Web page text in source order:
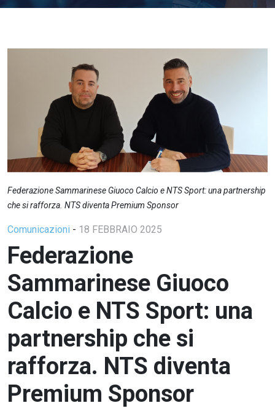
Federazione Sammarinese Giuoco Calcio e NTS Sport: una partnership
che si rafforza. NTS diventa Premium Sponsor
Comunicazioni - 18 FEBBRAIO 2025
Federazione
Sammarinese Giuoco
Calcio e NTS Sport: una
partnership che si
rafforza. NTS diventa
Premium Sponsor